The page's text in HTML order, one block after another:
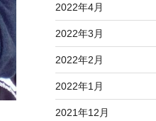
2022年4月
2022年3月
2022年2月
2022年1月
2021年12月